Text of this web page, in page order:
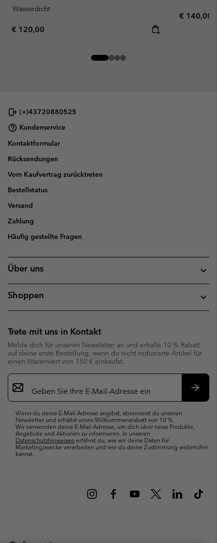
Wasserdicht
Regular price:
€ 120,00
Regular
€ 140,00
(+)43720880525
Kundenservice
Kontaktformular
Rücksendungen
Vom Kaufvertrag zurücktreten
Bestellstatus
Versand
Zahlung
Häufig gestellte Fragen
Über uns
Shoppen
Trete mit uns in Kontakt
Melde dich für unseren Newsletter an und erhalte 10 % Rabatt
auf deine erste Bestellung, wenn du nicht reduzierte Artikel für
einen Warenwert von 150 € einkaufst.
Newsletter-
Anmeldung
Wenn du deine E-Mail-Adresse angibst, abonnierst du unseren
Newsletter und erhältst einen Willkommensrabatt von 10 %.
Wir verwenden deine E-Mail-Adresse, um dich über neue Produkte,
Angebote und Aktionen zu informieren. In unseren
Datenschutzhinweisen erfährst du, wie wir deine Daten für
Marketingzwecke verarbeiten und wie du deine Zustimmung widerrufen
kannst.